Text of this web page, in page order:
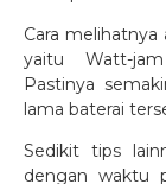
Cara
yaitu Watt-
Pastinya
lama baterai
Sedikit tips
dengan waktu